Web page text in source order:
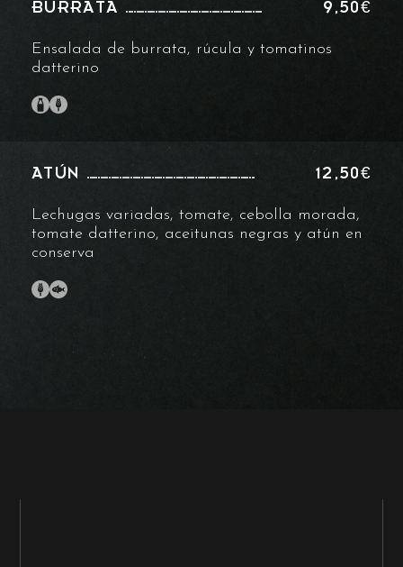
BURRATA 9,50€
Ensalada de burrata, rúcula y tomatinos
datterino
ATÚN 12,50€
Lechugas variadas, tomate, cebolla morada,
tomate datterino, aceitunas negras y atún en
conserva